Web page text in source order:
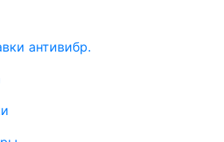
антивибр.